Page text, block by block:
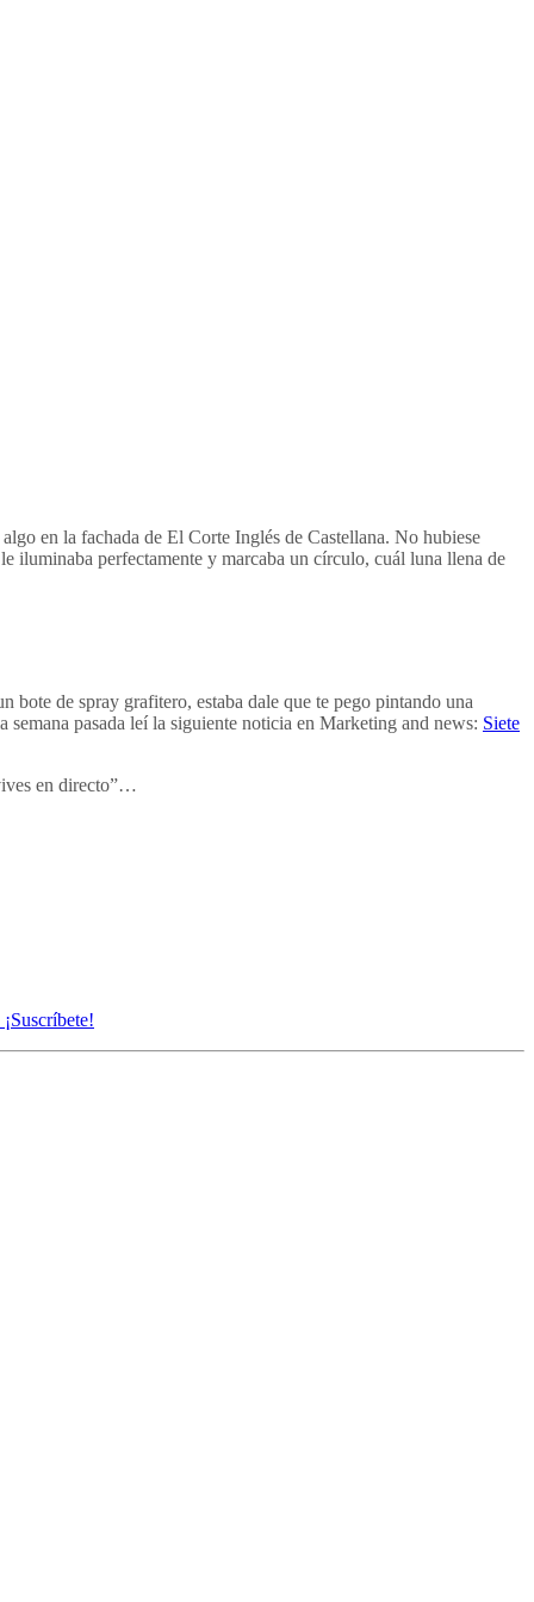
en la fachada de El Corte Inglés de Castellana. No hubiese
iluminaba perfectamente y marcaba un círculo, cuál luna llena de
bote de spray grafitero, estaba dale que te pego pintando una
pasada leí la siguiente noticia en Marketing and news: Siete
en directo”…